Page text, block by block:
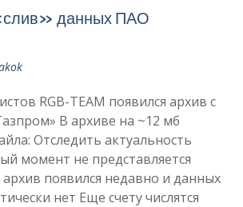
данных ПАО
RGB-TEAM появился архив с
В архиве на ~12 мб
Отследить актуальность
момент не представляется
появился недавно и данных
нет Еще счету числятся